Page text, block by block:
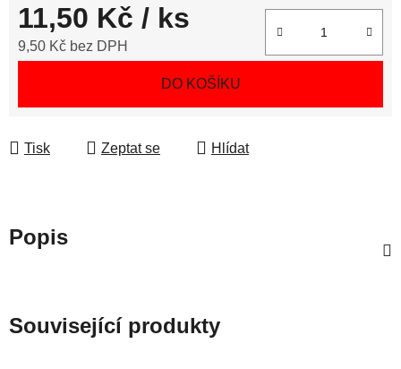
11,50 Kč / ks
9,50 Kč bez DPH
DO KOŠÍKU
Tisk Zeptat se Hlídat
Popis
Související produkty